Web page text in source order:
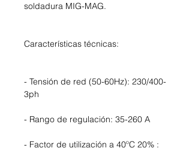
soldadura MIG-MAG.
Características técnicas:
- Tensión de red (50-60Hz): 230/400-
3ph
- Rango de regulación: 35-260 A
- Factor de utilización a 40ºC 20% :